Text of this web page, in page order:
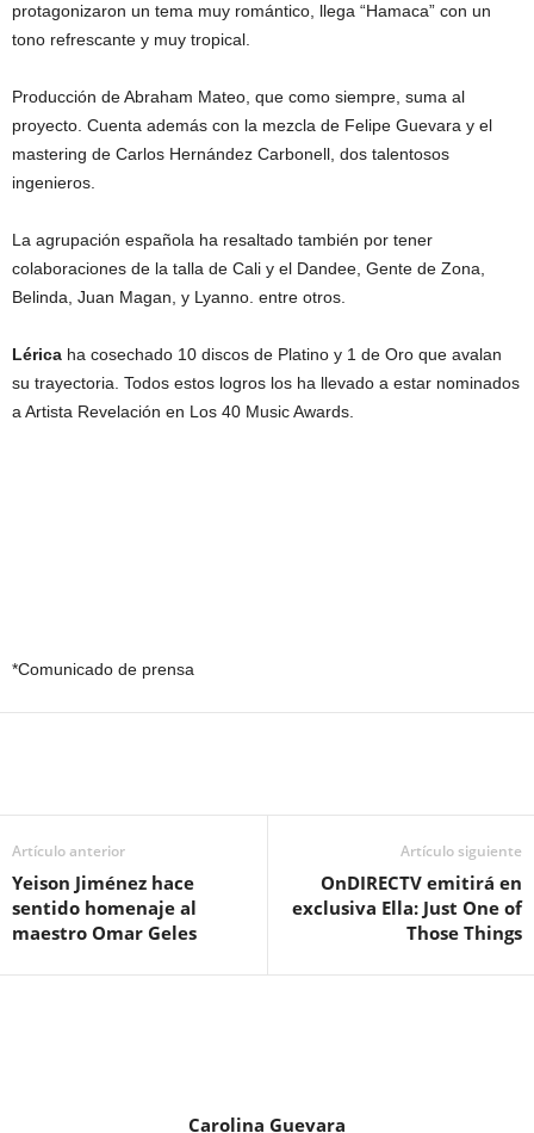
protagonizaron un tema muy romántico, llega “Hamaca” con un
tono refrescante y muy tropical.
Producción de Abraham Mateo, que como siempre, suma al
proyecto. Cuenta además con la mezcla de Felipe Guevara y el
mastering de Carlos Hernández Carbonell, dos talentosos
ingenieros.
La agrupación española ha resaltado también por tener
colaboraciones de la talla de Cali y el Dandee, Gente de Zona,
Belinda, Juan Magan, y Lyanno. entre otros.
Lérica ha cosechado 10 discos de Platino y 1 de Oro que avalan
su trayectoria. Todos estos logros los ha llevado a estar nominados
a Artista Revelación en Los 40 Music Awards.
*Comunicado de prensa
Artículo anterior
Yeison Jiménez hace
sentido homenaje al
maestro Omar Geles
Artículo siguiente
OnDIRECTV emitirá en
exclusiva Ella: Just One of
Those Things
Carolina Guevara